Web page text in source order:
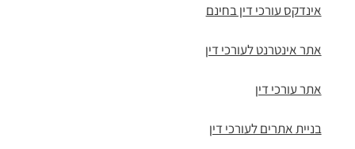
אינדקס עורכי דין בחינם
אתר אינטרנט לעורכי דין
אתר עורכי דין
בניית אתרים לעורכי דין